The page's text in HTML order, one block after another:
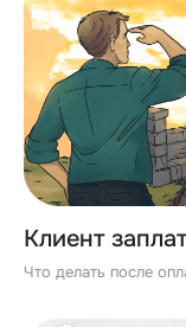
Клиент
Что делать после